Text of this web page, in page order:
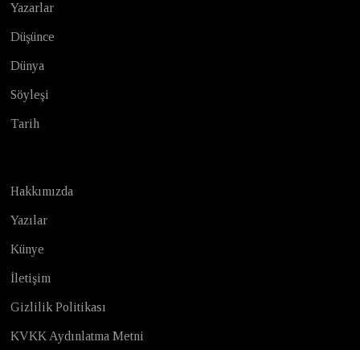
Yazarlar
Düşünce
Dünya
Söyleşi
Tarih
Hakkımızda
Yazılar
Künye
İletişim
Gizlilik Politikası
KVKK Aydınlatma Metni